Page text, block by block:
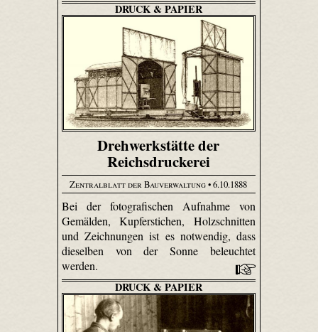
DRUCK & PAPIER
Drehwerkstätte der
Reichsdruckerei
Zentralblatt der Bauverwaltung• 6.10.1888
Bei der fotografischen Aufnahme von
Gemälden, Kupferstichen, Holzschnitten
und Zeichnungen ist es notwendig, dass
dieselben von der Sonne beleuchtet
werden.
DRUCK & PAPIER